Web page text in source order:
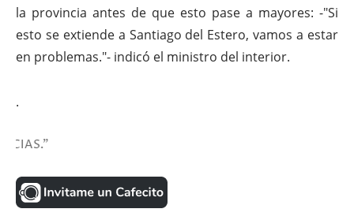
la provincia antes de que esto pase a mayores: -"Si
esto se extiende a Santiago del Estero, vamos a estar
en problemas."- indicó el ministro del interior.
.